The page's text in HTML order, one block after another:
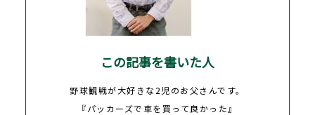
この記事を書いた人
野球観戦が大好きな2児のお父さんです。
『パッカーズで車を買って良かった』